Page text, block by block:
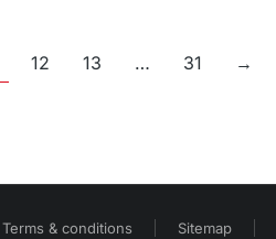
12 13 … 31 →
Terms & conditions Sitemap